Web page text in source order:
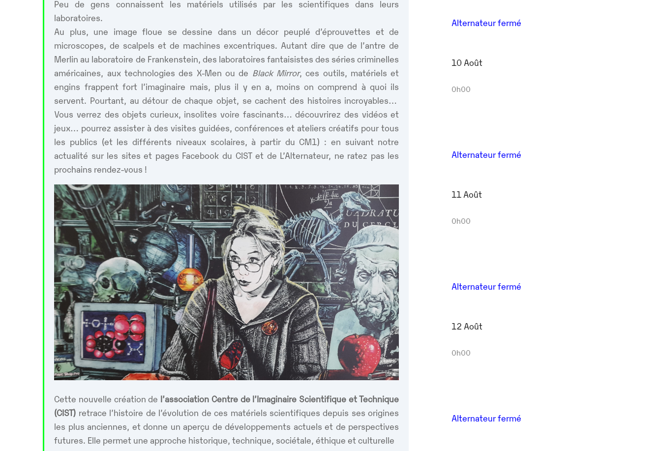
Peu de gens connaissent les matériels utilisés par les scientifiques dans leurs
laboratoires.
Au plus, une image floue se dessine dans un décor peuplé d’éprouvettes et de
microscopes, de scalpels et de machines excentriques. Autant dire que de l’antre de
Merlin au laboratoire de Frankenstein, des laboratoires fantaisistes des séries criminelles
américaines, aux technologies des X-Men ou de Black Mirror, ces outils, matériels et
engins frappent fort l’imaginaire mais, plus il y en a, moins on comprend à quoi ils
servent. Pourtant, au détour de chaque objet, se cachent des histoires incroyables…
Vous verrez des objets curieux, insolites voire fascinants… découvrirez des vidéos et
jeux… pourrez assister à des visites guidées, conférences et ateliers créatifs pour tous
les publics (et les différents niveaux scolaires, à partir du CM1) : en suivant notre
actualité sur les sites et pages Facebook du CIST et de L’Alternateur, ne ratez pas les
prochains rendez-vous !
Cette nouvelle création de l’association Centre de l’Imaginaire Scientifique et Technique
(CIST) retrace l’histoire de l’évolution de ces matériels scientifiques depuis ses origines
les plus anciennes, et donne un aperçu de développements actuels et de perspectives
futures. Elle permet une approche historique, technique, sociétale, éthique et culturelle
Alternateur fermé
10 Août
0h00
Alternateur fermé
11 Août
0h00
Alternateur fermé
12 Août
0h00
Alternateur fermé